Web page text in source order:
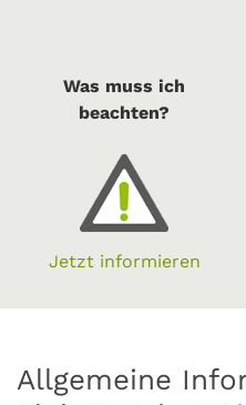
Was muss ich
beachten?
Jetzt informieren
Allgemeine